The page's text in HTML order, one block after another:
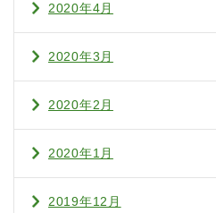
2020年4月
2020年3月
2020年2月
2020年1月
2019年12月